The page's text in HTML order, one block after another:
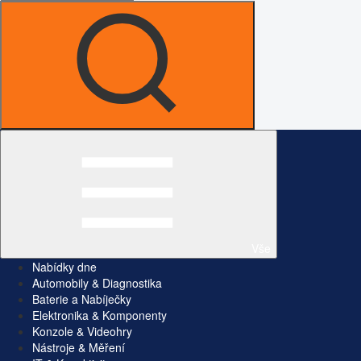
Nabídky dne
Automobily & Diagnostika
Baterie a Nabíječky
Elektronika & Komponenty
Konzole & Videohry
Nástroje & Měření